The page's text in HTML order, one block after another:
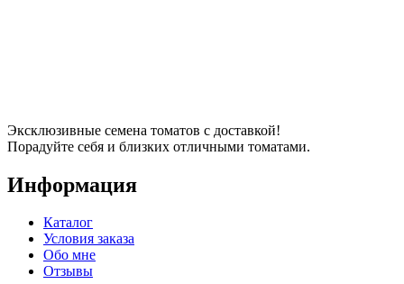
Эксклюзивные семена томатов с доставкой!
Порадуйте себя и близких отличными томатами.
Информация
Каталог
Условия заказа
Обо мне
Отзывы